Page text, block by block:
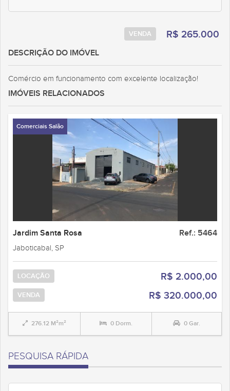
R$ 265.000
VENDA
DESCRIÇÃO DO IMÓVEL
Comércio em funcionamento com excelente localização!
IMÓVEIS RELACIONADOS
Comerciais Salão
Jardim Santa Rosa Ref.: 5464
Jaboticabal, SP
LOCAÇÃO R$ 2.000,00
VENDA R$ 320.000,00
276.12 M²m² 0 Dorm. 0 Gar.
PESQUISA RÁPIDA